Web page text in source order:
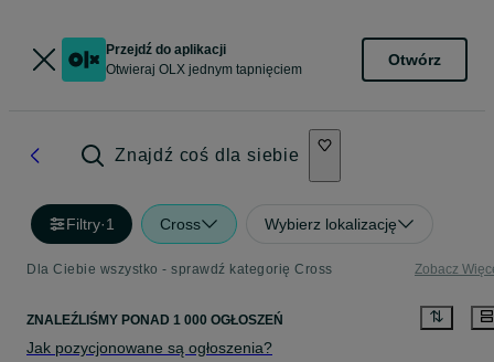
Przejdź do aplikacji
Otwieraj OLX jednym tapnięciem
Otwórz
Znajdź coś dla siebie
Filtry·1 Cross Wybierz lokalizację
Dla Ciebie wszystko - sprawdź kategorię Cross Zobacz
ZNALEŹLIŚMY PONAD 1 000 OGŁOSZEŃ
Jak pozycjonowane są ogłoszenia?